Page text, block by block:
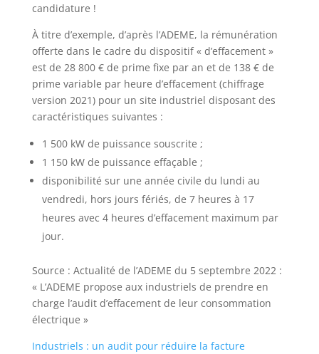
candidature !
À titre d’exemple, d’après l’ADEME, la rémunération
offerte dans le cadre du dispositif « d’effacement »
est de 28 800 € de prime fixe par an et de 138 € de
prime variable par heure d’effacement (chiffrage
version 2021) pour un site industriel disposant des
caractéristiques suivantes :
1 500 kW de puissance souscrite ;
1 150 kW de puissance effaçable ;
disponibilité sur une année civile du lundi au
vendredi, hors jours fériés, de 7 heures à 17
heures avec 4 heures d’effacement maximum par
jour.
Source : Actualité de l’ADEME du 5 septembre 2022 :
« L’ADEME propose aux industriels de prendre en
charge l’audit d’effacement de leur consommation
électrique »
Industriels : un audit pour réduire la facture